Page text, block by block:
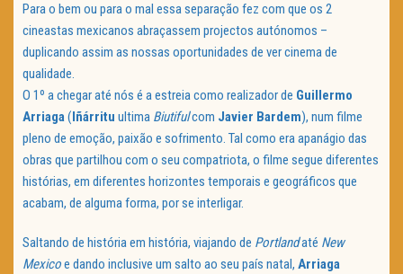
Para o bem ou para o mal essa separação fez com que os 2
cineastas mexicanos abraçassem projectos autónomos –
duplicando assim as nossas oportunidades de ver cinema de
qualidade.
O 1º a chegar até nós é a estreia como realizador de Guillermo
Arriaga(Iñárritu ultima Biutifulcom Javier Bardem), num filme
pleno de emoção, paixão e sofrimento. Tal como era apanágio das
obras que partilhou com o seu compatriota, o filme segue diferentes
histórias, em diferentes horizontes temporais e geográficos que
acabam, de alguma forma, por se interligar.
Saltando de história em história, viajando de Portlandaté New
Mexicoe dando inclusive um salto ao seu país natal, Arriaga